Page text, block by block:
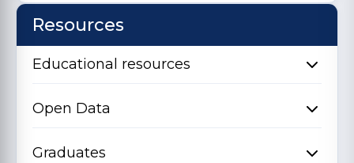
Resources
Educational resources
Open Data
Graduates